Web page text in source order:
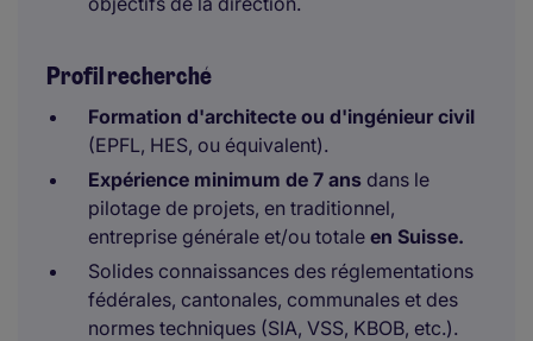
Profil recherché
Formation d'architecte ou d'ingénieur civil
(EPFL, HES, ou équivalent).
Expérience minimum de 7 ans dans le
pilotage de projets, en traditionnel,
entreprise générale et/ou totale en Suisse.
Solides connaissances des réglementations
fédérales, cantonales, communales et des
normes techniques (SIA, VSS, KBOB, etc.).